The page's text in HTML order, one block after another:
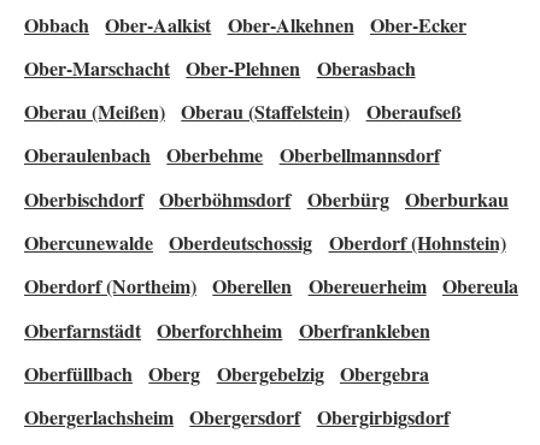
Obbach Ober-Aalkist Ober-Alkehnen
Ober-Ecker
Ober-Marschacht Ober-Plehnen
Oberasbach
Oberau (Meißen) Oberau (Staffelstein)
Oberaufseß
Oberaulenbach Oberbehme
Oberbellmannsdorf
Oberbischdorf Oberböhmsdorf Oberbürg Oberburkau
Obercunewalde Oberdeutschossig
Oberdorf (Hohnstein)
Oberdorf (Northeim) Oberellen Obereuerheim Obereula
Oberfarnstädt Oberforchheim
Oberfrankleben
Oberfüllbach Oberg Obergebelzig Obergebra
Obergerlachsheim Obergersdorf Obergirbigsdorf